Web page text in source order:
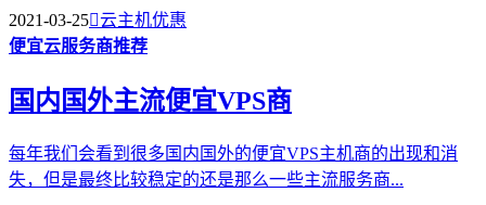
2021-03-25云主机优惠
便宜云服务商推荐
国内国外主流便宜VPS商
每年我们会看到很多国内国外的便宜VPS主机商的出现和消
失，但是最终比较稳定的还是那么一些主流服务商...